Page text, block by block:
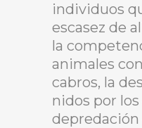
individuos
escasez de
la
animales
cabros, la
nidos por los
depredación